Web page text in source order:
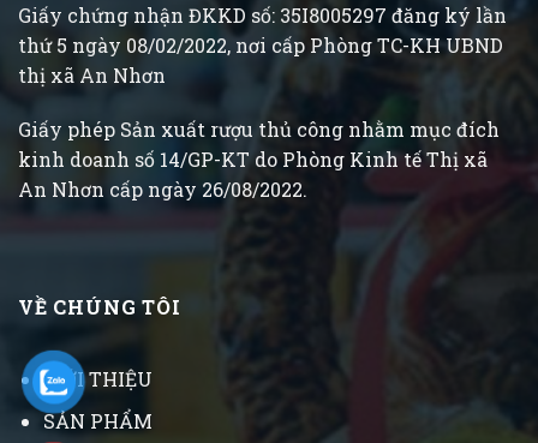
Giấy chứng nhận ĐKKD số: 35I8005297 đăng ký lần
thứ 5 ngày 08/02/2022, nơi cấp Phòng TC-KH UBND
thị xã An Nhơn
Giấy phép Sản xuất rượu thủ công nhằm mục đích
kinh doanh số 14/GP-KT do Phòng Kinh tế Thị xã
An Nhơn cấp ngày 26/08/2022.
VỀ CHÚNG TÔI
GIỚI THIỆU
SẢN PHẨM